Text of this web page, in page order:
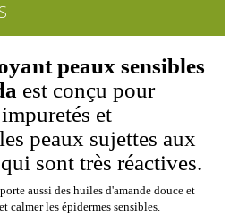
peaux sensibles
est conçu pour
et
peaux sujettes aux
sont très réactives.
aussi des huiles d'amande douce et
calmer les épidermes sensibles.